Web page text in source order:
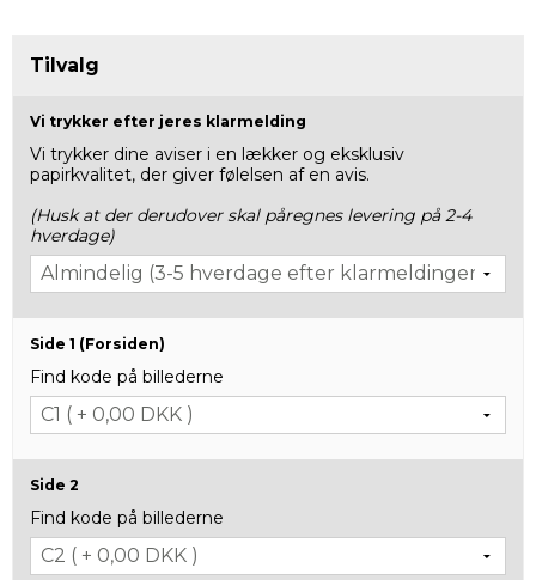
Tilvalg
Vi trykker efter jeres klarmelding
Vi trykker dine aviser i en lækker og eksklusiv
papirkvalitet, der giver følelsen af en avis.
(Husk at der derudover skal påregnes levering på 2-4
hverdage)
Side 1 (Forsiden)
Find kode på billederne
Side 2
Find kode på billederne